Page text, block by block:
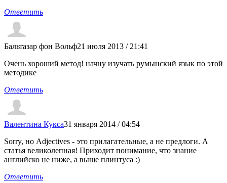
Ответить
Бальтазар фон Вольф21 июля 2013 / 21:41
Очень хороший метод! начну изучать румынский язык по этой
методике
Ответить
Валентина Кукса31 января 2014 / 04:54
Sorry, но Adjectives - это прилагательные, а не предлоги. А
статья великолепная! Приходит понимание, что знание
английско не ниже, а выше плинтуса :)
Ответить